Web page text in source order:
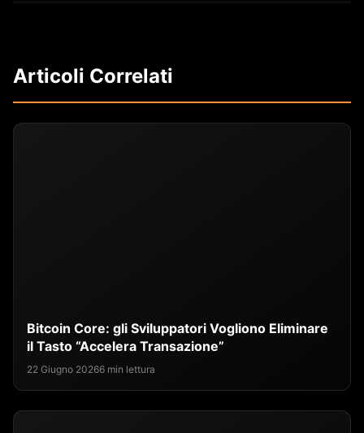
Articoli Correlati
Bitcoin Core: gli Sviluppatori Vogliono Eliminare
il Tasto “Accelera Transazione”
22 Giugno 20266 min lettura